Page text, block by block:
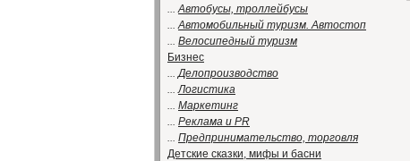
...Автобусы, троллейбусы
...Автомобильный туризм. Автостоп
... Велосипедный туризм
Бизнес
...Делопроизводство
...Логистика
... Маркетинг
... Реклама и PR
... Предпринимательство, торговля
Детские сказки, мифы и басни